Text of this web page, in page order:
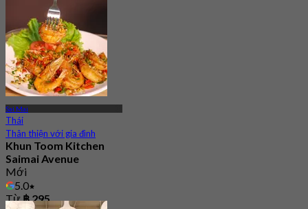
Sai Mai
Thái
Thân thiện với gia đình
Khun Toom Kitchen
Saimai Avenue
Mới
5.0
Từ฿ 295